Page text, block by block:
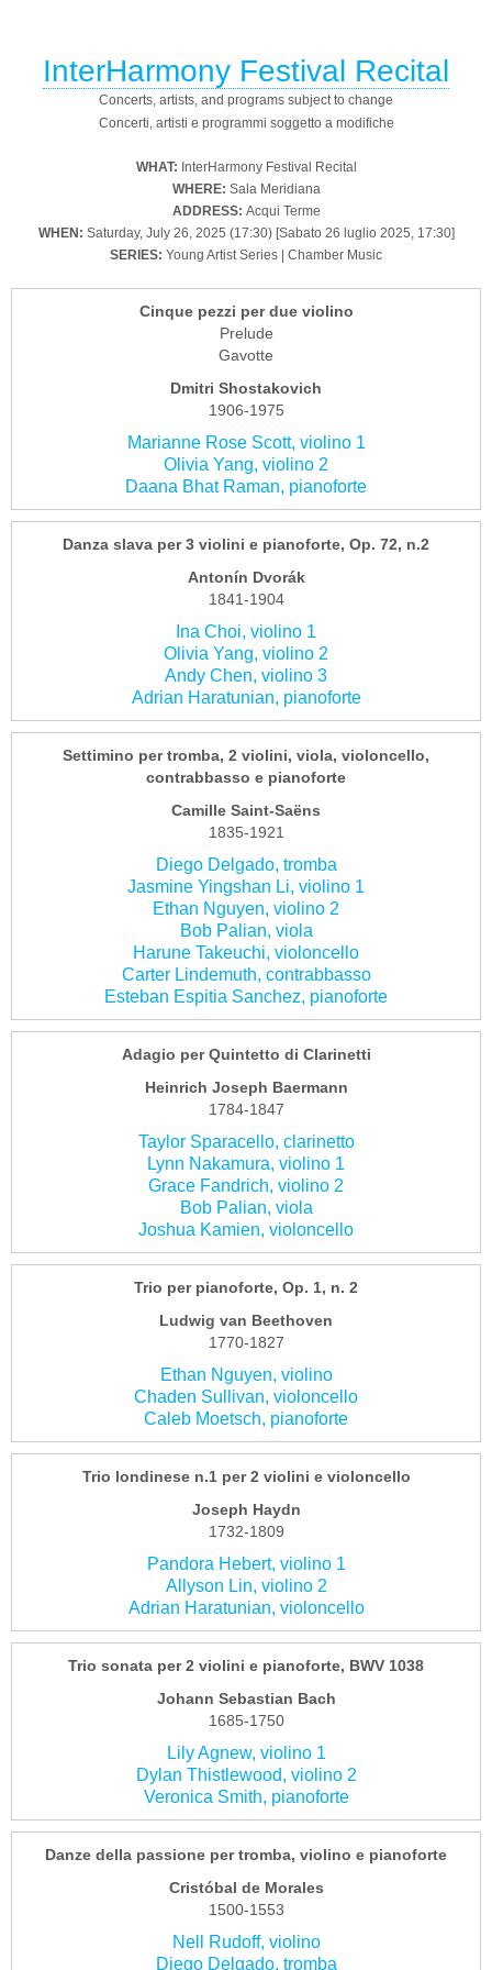
InterHarmony Festival Recital
Concerts, artists, and programs subject to change
Concerti, artisti e programmi soggetto a modifiche
WHAT: InterHarmony Festival Recital
WHERE: Sala Meridiana
ADDRESS: Acqui Terme
WHEN: Saturday, July 26, 2025 (17:30) [Sabato 26 luglio 2025, 17:30]
SERIES: Young Artist Series | Chamber Music
Cinque pezzi per due violino
Prelude
Gavotte
Dmitri Shostakovich
1906-1975
Marianne Rose Scott, violino 1
Olivia Yang, violino 2
Daana Bhat Raman, pianoforte
Danza slava per 3 violini e pianoforte, Op. 72, n.2
Antonín Dvorák
1841-1904
Ina Choi, violino 1
Olivia Yang, violino 2
Andy Chen, violino 3
Adrian Haratunian, pianoforte
Settimino per tromba, 2 violini, viola, violoncello,
contrabbasso e pianoforte
Camille Saint-Saëns
1835-1921
Diego Delgado, tromba
Jasmine Yingshan Li, violino 1
Ethan Nguyen, violino 2
Bob Palian, viola
Harune Takeuchi, violoncello
Carter Lindemuth, contrabbasso
Esteban Espitia Sanchez, pianoforte
Adagio per Quintetto di Clarinetti
Heinrich Joseph Baermann
1784-1847
Taylor Sparacello, clarinetto
Lynn Nakamura, violino 1
Grace Fandrich, violino 2
Bob Palian, viola
Joshua Kamien, violoncello
Trio per pianoforte, Op. 1, n. 2
Ludwig van Beethoven
1770-1827
Ethan Nguyen, violino
Chaden Sullivan, violoncello
Caleb Moetsch, pianoforte
Trio londinese n.1 per 2 violini e violoncello
Joseph Haydn
1732-1809
Pandora Hebert, violino 1
Allyson Lin, violino 2
Adrian Haratunian, violoncello
Trio sonata per 2 violini e pianoforte, BWV 1038
Johann Sebastian Bach
1685-1750
Lily Agnew, violino 1
Dylan Thistlewood, violino 2
Veronica Smith, pianoforte
Danze della passione per tromba, violino e pianoforte
Cristóbal de Morales
1500-1553
Nell Rudoff, violino
Diego Delgado, tromba